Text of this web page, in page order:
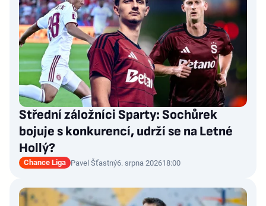
Střední záložníci Sparty: Sochůrek
bojuje s konkurencí, udrží se na Letné
Hollý?
Chance Liga Pavel Šťastný6. srpna 202618:00